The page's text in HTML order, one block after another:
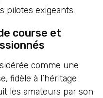
pilotes exigeants.
course et
comme une
fidèle à l’héritage
les amateurs par son